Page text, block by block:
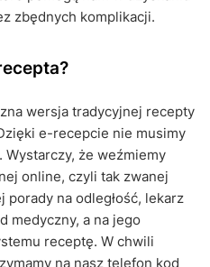
zbędnych komplikacji.
wersja tradycyjnej recepty
e-recepcie nie musimy
że weźmiemy
online, czyli tak zwanej
na odległość, lekarz
medyczny, a na jego
receptę. W chwili
na nasz telefon kod